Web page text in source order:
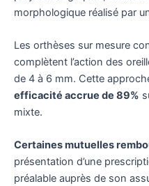
morphologique réalisé par
Les orthèses sur mesure
complètent l’action des
de 4 à 6 mm. Cette
efficacité accrue de 89%
mixte.
Certaines mutuelles
présentation d’une
préalable auprès de son